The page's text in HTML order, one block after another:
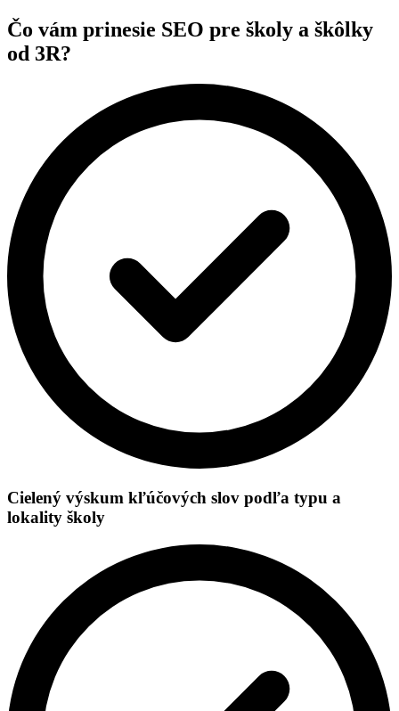
Čo vám prinesie SEO pre školy a škôlky
od 3R?
Cielený výskum kľúčových slov podľa typu a
lokality školy